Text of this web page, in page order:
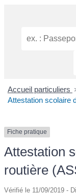
Accueil particuliers
Attestation scolaire
Fiche pratique
Attestation
routière
Vérifié le 11/09/2019 -